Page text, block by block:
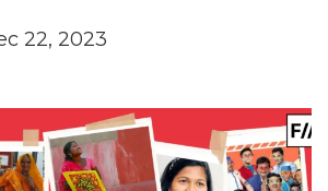
22, 2023